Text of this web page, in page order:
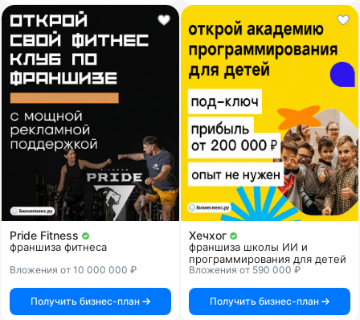
Pride Fitness
франшиза фитнеса
Вложения от 10 000 000 ₽
Получить бизнес-план
Хечхог
франшиза школы ИИ и
программирования для детей
Вложения от 590 000 ₽
Получить бизнес-план